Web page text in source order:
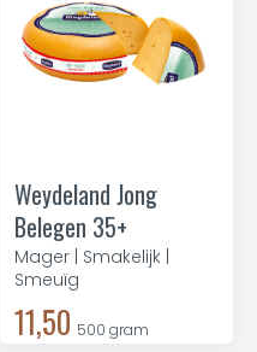
Weydeland Jong
Belegen 35+
Mager | Smakelijk |
Smeuïg
11,50 500 gram